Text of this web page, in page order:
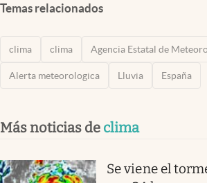
Temas relacionados
clima clima Agencia Estatal de
Alerta meteorologica Lluvia España
Más noticias de clima
Se viene el